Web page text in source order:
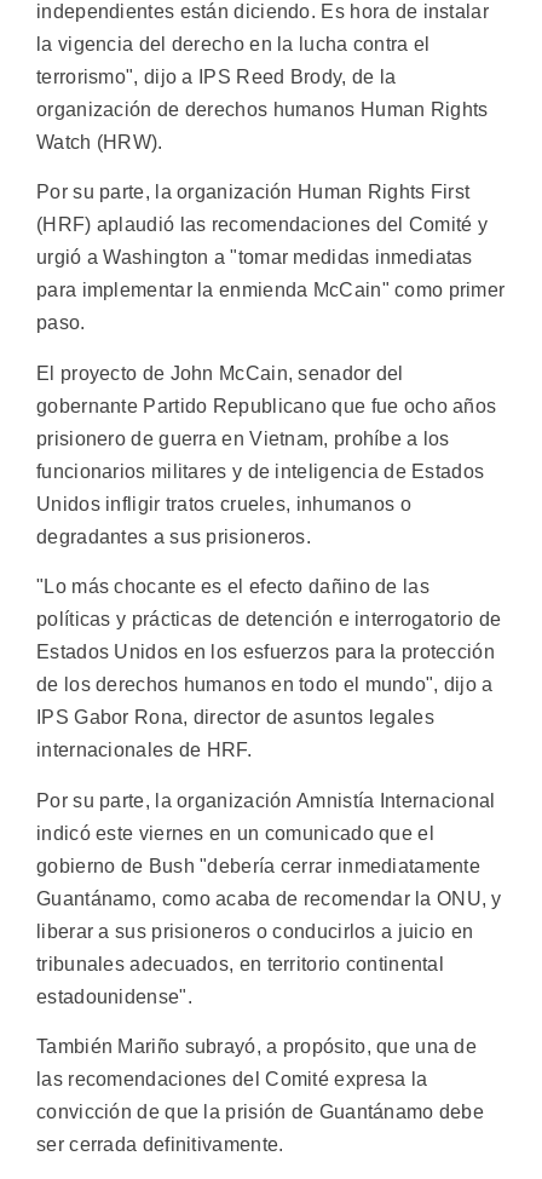
independientes están diciendo. Es hora de instalar
la vigencia del derecho en la lucha contra el
terrorismo", dijo a IPS Reed Brody, de la
organización de derechos humanos Human Rights
Watch (HRW).
Por su parte, la organización Human Rights First
(HRF) aplaudió las recomendaciones del Comité y
urgió a Washington a "tomar medidas inmediatas
para implementar la enmienda McCain" como primer
paso.
El proyecto de John McCain, senador del
gobernante Partido Republicano que fue ocho años
prisionero de guerra en Vietnam, prohíbe a los
funcionarios militares y de inteligencia de Estados
Unidos infligir tratos crueles, inhumanos o
degradantes a sus prisioneros.
"Lo más chocante es el efecto dañino de las
políticas y prácticas de detención e interrogatorio de
Estados Unidos en los esfuerzos para la protección
de los derechos humanos en todo el mundo", dijo a
IPS Gabor Rona, director de asuntos legales
internacionales de HRF.
Por su parte, la organización Amnistía Internacional
indicó este viernes en un comunicado que el
gobierno de Bush "debería cerrar inmediatamente
Guantánamo, como acaba de recomendar la ONU, y
liberar a sus prisioneros o conducirlos a juicio en
tribunales adecuados, en territorio continental
estadounidense".
También Mariño subrayó, a propósito, que una de
las recomendaciones del Comité expresa la
convicción de que la prisión de Guantánamo debe
ser cerrada definitivamente.